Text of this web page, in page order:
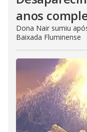
anos
Dona Nair sumiu
Baixada Fluminense